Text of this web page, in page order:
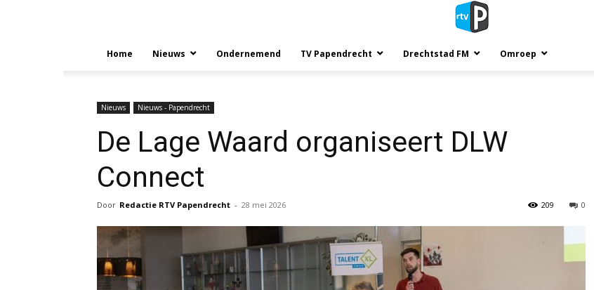
Home Nieuws Ondernemend TV Papendrecht Drechtstad FM Omroep
Nieuws Nieuws - Papendrecht
De Lage Waard organiseert DLW
Connect
Door Redactie RTV Papendrecht - 28 mei 2026 0
209